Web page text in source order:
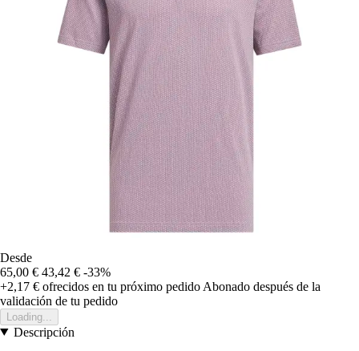
Desde
65,00 € 43,42 € -33%
+2,17 € ofrecidos en tu próximo pedido Abonado después de la
validación de tu pedido
Loading...
Descripción